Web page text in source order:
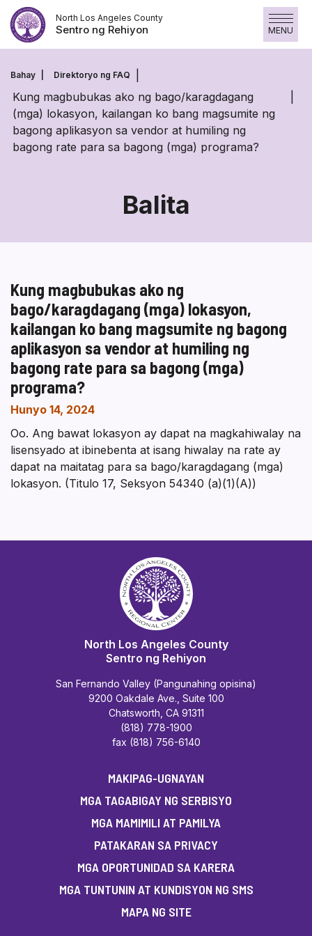
Laktawan
ang
nilalaman
North Los Angeles County
Sentro ng Rehiyon MENU
Bahay Direktoryo ng FAQ
Kung magbubukas ako ng bago/karagdagang
(mga) lokasyon, kailangan ko bang magsumite ng
bagong aplikasyon sa vendor at humiling ng
bagong rate para sa bagong (mga) programa?
Balita
Kung magbubukas ako ng
bago/karagdagang (mga) lokasyon,
kailangan ko bang magsumite ng bagong
aplikasyon sa vendor at humiling ng
bagong rate para sa bagong (mga)
programa?
Hunyo 14, 2024
Oo. Ang bawat lokasyon ay dapat na magkahiwalay na
lisensyado at ibinebenta at isang hiwalay na rate ay
dapat na maitatag para sa bago/karagdagang (mga)
lokasyon. (Titulo 17, Seksyon 54340 (a)(1)(A))
North Los Angeles County
Sentro ng Rehiyon
San Fernando Valley (Pangunahing opisina)
9200 Oakdale Ave., Suite 100
Chatsworth, CA 91311
(818) 778-1900
fax (818) 756-6140
MAKIPAG-UGNAYAN
MGA TAGABIGAY NG SERBISYO
MGA MAMIMILI AT PAMILYA
PATAKARAN SA PRIVACY
MGA OPORTUNIDAD SA KARERA
MGA TUNTUNIN AT KUNDISYON NG SMS
MAPA NG SITE